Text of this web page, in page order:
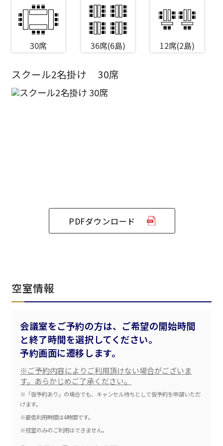
30席 36席(6島) 12席(2島)
スクール2名掛け 30席
PDFダウンロード
空室情報
会議室をご予約の方は、ご希望の開始時間
と終了時間を選択してください。
予約画面に遷移します。
※ご予約内容によりご利用頂けない場合がございま
す。あらかじめご了承ください。
※「仮予約あり」の場合でも、キャンセル待ちとして仮予約を申請いただ
けます。
※最低利用時間は4時間です。
※控室のみのご利用はできません。
ベルサール西新宿
ベルサール高田馬場
ベルサール神田
ベルサール半蔵門
ベルサール飯田橋駅前
ベルサール飯田橋ファースト
渋谷エリア
ベルサール六本木グランドコンファレンスセンター
ベルサール六本木
ベルサール芝公園
ベルサール東京汐留コンファレンスセンター
ベルサール三田ガーデン
東京ガーデンシアター
ベルサール有明コンファレンスセンター
ベルサール羽田空港
日時
日付／開始・終了時間から選ぶ
時間単位で選ぶ
人数／レイアウト※複数選択可能